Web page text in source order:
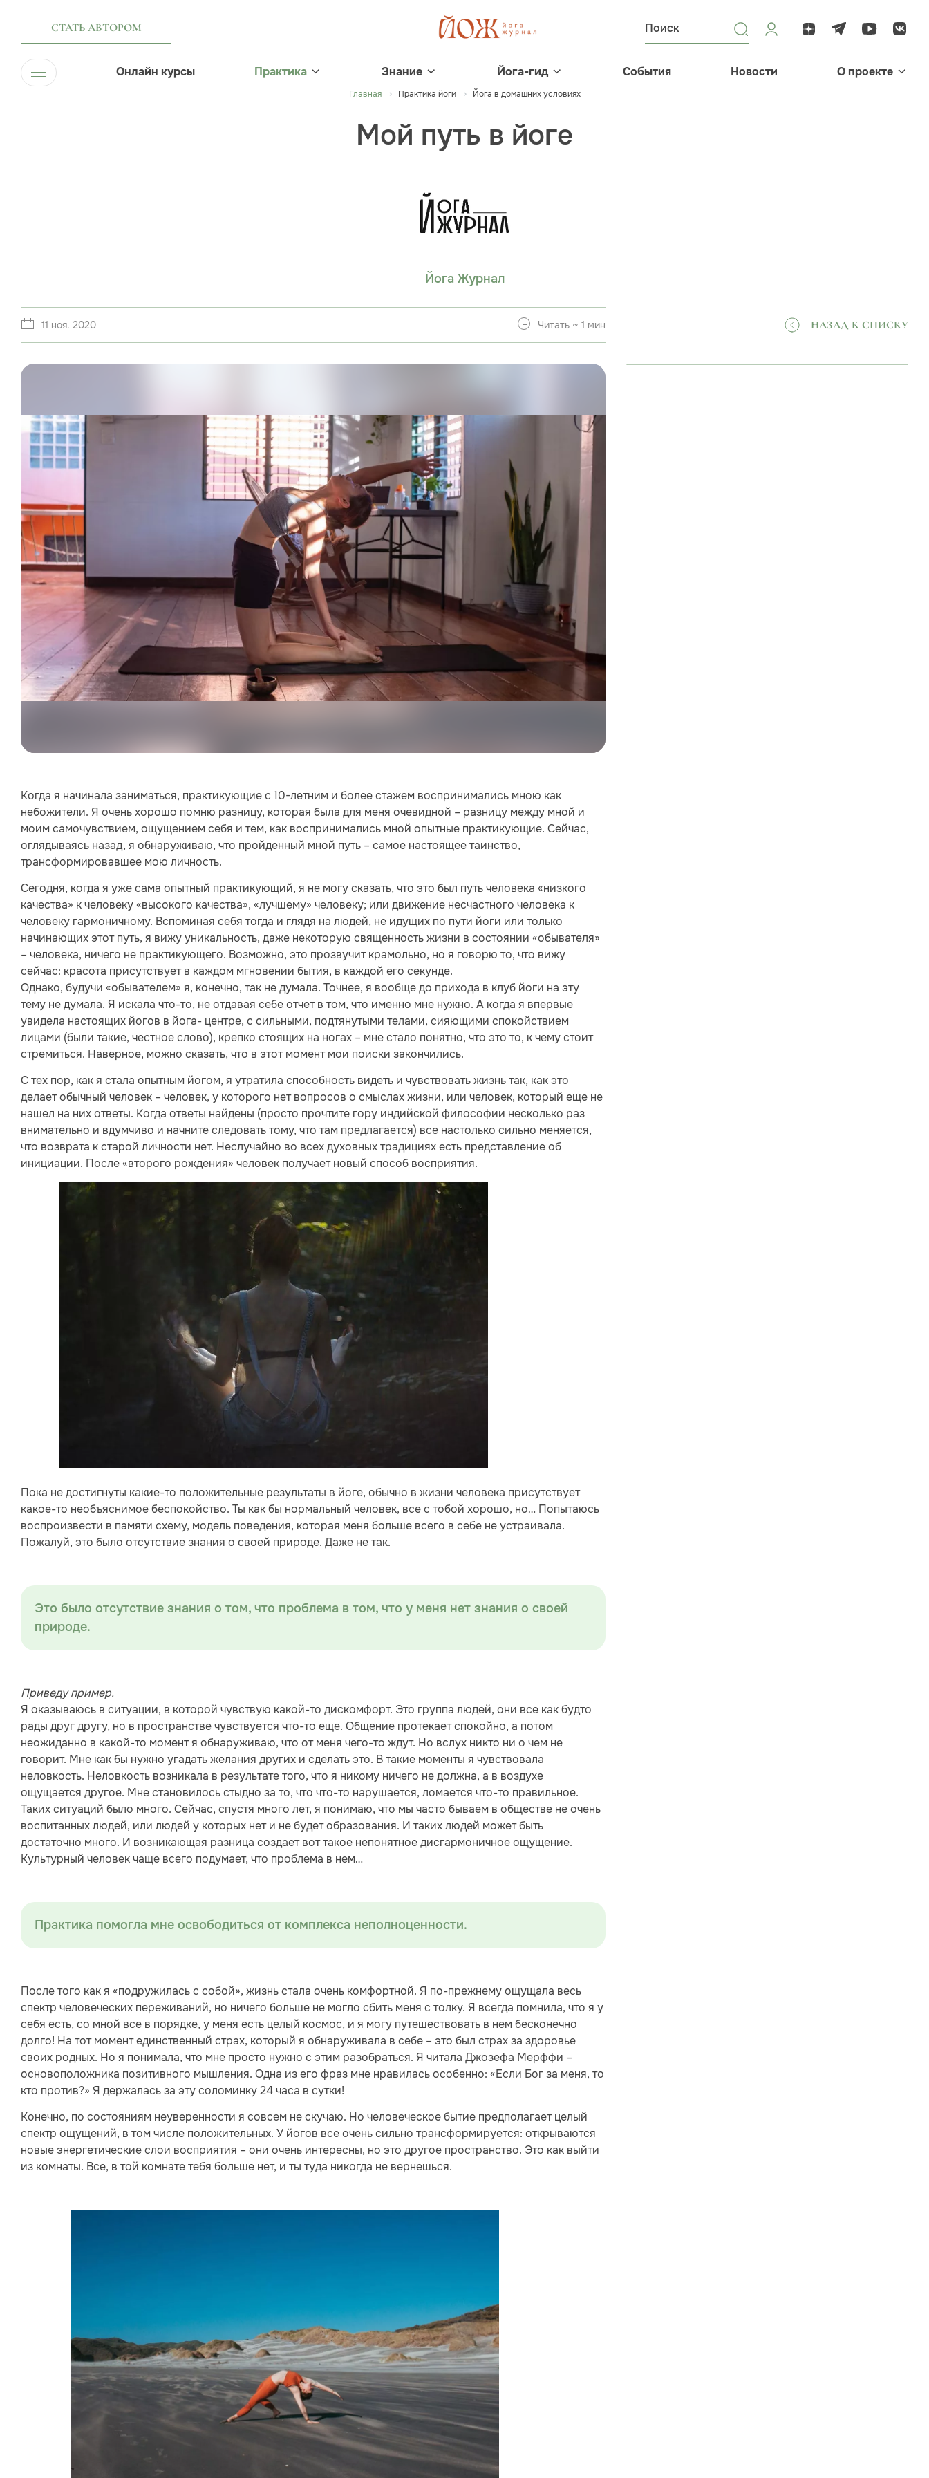
СТАТЬ АВТОРОМ
Онлайн курсы Практика Знание Йога-гид События Новости О проекте
Главная Практика йоги Йога в домашних условиях
Мой путь в йоге
Йога Журнал
11 ноя. 2020 Читать ~ 1 мин НАЗАД К СПИСКУ
Когда я начинала заниматься, практикующие с 10-летним и более стажем воспринимались мною как
небожители. Я очень хорошо помню разницу, которая была для меня очевидной – разницу между мной и
моим самочувствием, ощущением себя и тем, как воспринимались мной опытные практикующие. Сейчас,
оглядываясь назад, я обнаруживаю, что пройденный мной путь – самое настоящее таинство,
трансформировавшее мою личность.
Сегодня, когда я уже сама опытный практикующий, я не могу сказать, что это был путь человека «низкого
качества» к человеку «высокого качества», «лучшему» человеку; или движение несчастного человека к
человеку гармоничному. Вспоминая себя тогда и глядя на людей, не идущих по пути йоги или только
начинающих этот путь, я вижу уникальность, даже некоторую священность жизни в состоянии «обывателя»
– человека, ничего не практикующего. Возможно, это прозвучит крамольно, но я говорю то, что вижу
сейчас: красота присутствует в каждом мгновении бытия, в каждой его секунде.
Однако, будучи «обывателем» я, конечно, так не думала. Точнее, я вообще до прихода в клуб йоги на эту
тему не думала. Я искала что-то, не отдавая себе отчет в том, что именно мне нужно. А когда я впервые
увидела настоящих йогов в йога- центре, с сильными, подтянутыми телами, сияющими спокойствием
лицами (были такие, честное слово), крепко стоящих на ногах – мне стало понятно, что это то, к чему стоит
стремиться. Наверное, можно сказать, что в этот момент мои поиски закончились.
С тех пор, как я стала опытным йогом, я утратила способность видеть и чувствовать жизнь так, как это
делает обычный человек – человек, у которого нет вопросов о смыслах жизни, или человек, который еще не
нашел на них ответы. Когда ответы найдены (просто прочтите гору индийской философии несколько раз
внимательно и вдумчиво и начните следовать тому, что там предлагается) все настолько сильно меняется,
что возврата к старой личности нет. Неслучайно во всех духовных традициях есть представление об
инициации. После «второго рождения» человек получает новый способ восприятия.
Пока не достигнуты какие-то положительные результаты в йоге, обычно в жизни человека присутствует
какое-то необъяснимое беспокойство. Ты как бы нормальный человек, все с тобой хорошо, но… Попытаюсь
воспроизвести в памяти схему, модель поведения, которая меня больше всего в себе не устраивала.
Пожалуй, это было отсутствие знания о своей природе. Даже не так.
Это было отсутствие знания о том, что проблема в том, что у меня нет знания о своей
природе.
Приведу пример.
Я оказываюсь в ситуации, в которой чувствую какой-то дискомфорт. Это группа людей, они все как будто
рады друг другу, но в пространстве чувствуется что-то еще. Общение протекает спокойно, а потом
неожиданно в какой-то момент я обнаруживаю, что от меня чего-то ждут. Но вслух никто ни о чем не
говорит. Мне как бы нужно угадать желания других и сделать это. В такие моменты я чувствовала
неловкость. Неловкость возникала в результате того, что я никому ничего не должна, а в воздухе
ощущается другое. Мне становилось стыдно за то, что что-то нарушается, ломается что-то правильное.
Таких ситуаций было много. Сейчас, спустя много лет, я понимаю, что мы часто бываем в обществе не очень
воспитанных людей, или людей у которых нет и не будет образования. И таких людей может быть
достаточно много. И возникающая разница создает вот такое непонятное дисгармоничное ощущение.
Культурный человек чаще всего подумает, что проблема в нем…
Практика помогла мне освободиться от комплекса неполноценности.
После того как я «подружилась с собой», жизнь стала очень комфортной. Я по-прежнему ощущала весь
спектр человеческих переживаний, но ничего больше не могло сбить меня с толку. Я всегда помнила, что я у
себя есть, со мной все в порядке, у меня есть целый космос, и я могу путешествовать в нем бесконечно
долго! На тот момент единственный страх, который я обнаруживала в себе – это был страх за здоровье
своих родных. Но я понимала, что мне просто нужно с этим разобраться. Я читала Джозефа Мерффи –
основоположника позитивного мышления. Одна из его фраз мне нравилась особенно: «Если Бог за меня, то
кто против?» Я держалась за эту соломинку 24 часа в сутки!
Конечно, по состояниям неуверенности я совсем не скучаю. Но человеческое бытие предполагает целый
спектр ощущений, в том числе положительных. У йогов все очень сильно трансформируется: открываются
новые энергетические слои восприятия – они очень интересны, но это другое пространство. Это как выйти
из комнаты. Все, в той комнате тебя больше нет, и ты туда никогда не вернешься.